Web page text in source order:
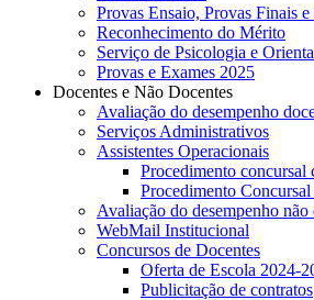
Provas Ensaio, Provas Finais
Reconhecimento do Mérito
Serviço de Psicologia e
Provas e Exames 2025
Docentes e Não Docentes
Avaliação do desempenho
Serviços Administrativos
Assistentes Operacionais
Procedimento concursal
Procedimento
Avaliação do desempenho não
WebMail Institucional
Concursos de Docentes
Oferta de Escola 2024-
Publicitação de contratos